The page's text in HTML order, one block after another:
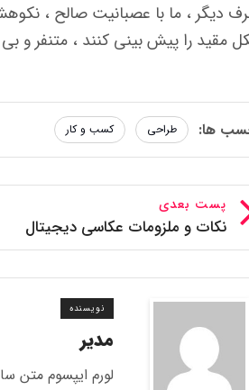
دیگر ، ما با عصبانیت صالح ،
مقید را پیش بینی كنند ، متنفر و
ها: طراحی کسب و کار
پست بعدی
نکات و ملزومات عکاسی دیجیتال
نویسنده
مدیر
لورم ایپسوم متن